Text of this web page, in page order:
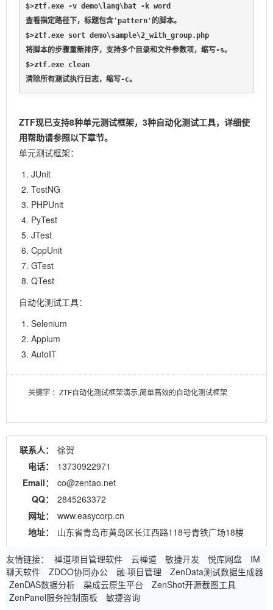
$>ztf.exe -v demo\lang\bat -k word
查看指定路径下，标题包含'pattern'的脚本。
$>ztf.exe sort demo\sample\2_with_group.php
将脚本的步骤重新排序，支持多个目录和文件参数项，缩写-s。
$>ztf.exe clean
清除所有测试执行日志，缩写-c。
ZTF现已支持8种单元测试框架，3种自动化测试工具，详细使
用帮助请参照以下章节。
单元测试框架：
JUnit
TestNG
PHPUnit
PyTest
JTest
CppUnit
GTest
QTest
自动化测试工具：
Selenium
Appium
AutoIT
关键字 ：ZTF自动化测试框架演示,简单高效的自动化测试框架
联系人：
徐贺
电话：
13730922971
Email：
co@zentao.net
QQ：
2845263372
网址：
www.easycorp.cn
地址：
山东省青岛市黄岛区长江西路118号青铁广场18楼
友情链接： 禅道项目管理软件 云禅道 敏捷开发 悦库网盘
IM
聊天软件
ZDOO协同办公 融·项目管理
ZenData测试数据生成器
ZenDAS数据分析
渠成云原生平台
ZenShot开源截图工具
ZenPanel服务控制面板
敏捷咨询